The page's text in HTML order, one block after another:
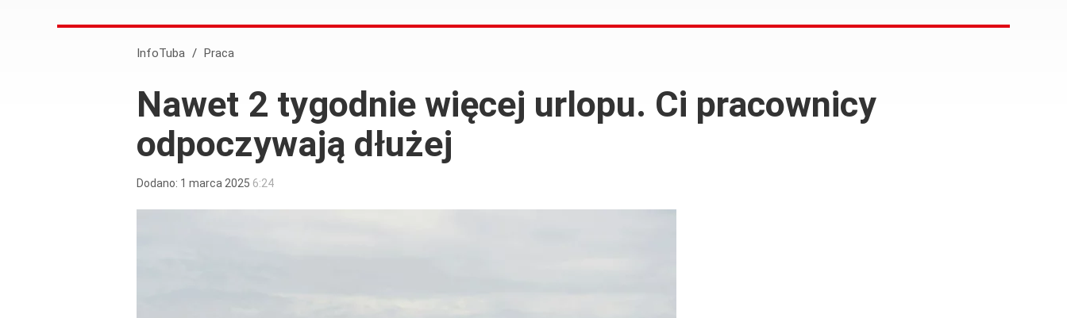
InfoTuba / Praca
Nawet 2 tygodnie więcej urlopu. Ci pracownicy
odpoczywają dłużej
Dodano: 1 marca 2025 6:24